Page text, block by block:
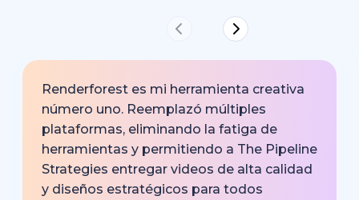
Renderforest es mi herramienta creativa
número uno. Reemplazó múltiples
plataformas, eliminando la fatiga de
herramientas y permitiendo a The Pipeline
Strategies entregar videos de alta calidad
y diseños estratégicos para todos